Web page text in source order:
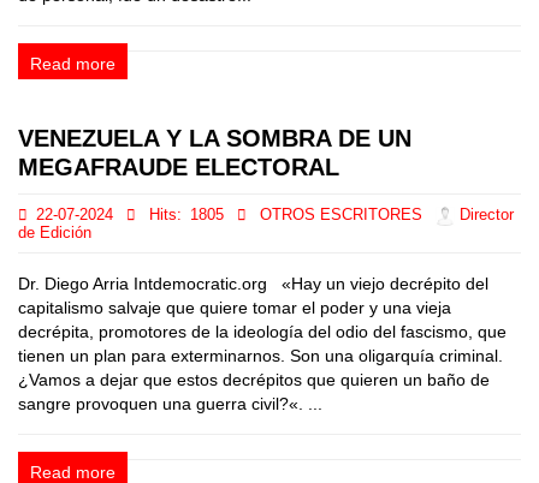
Read more
VENEZUELA Y LA SOMBRA DE UN
MEGAFRAUDE ELECTORAL
22-07-2024 Hits: 1805 OTROS ESCRITORES
Director
de Edición
Dr. Diego Arria Intdemocratic.org «Hay un viejo decrépito del
capitalismo salvaje que quiere tomar el poder y una vieja
decrépita, promotores de la ideología del odio del fascismo, que
tienen un plan para exterminarnos. Son una oligarquía criminal.
¿Vamos a dejar que estos decrépitos que quieren un baño de
sangre provoquen una guerra civil?«. ...
Read more